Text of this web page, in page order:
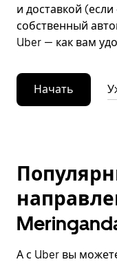
и доставкой
собственный
Uber — как вам
Начать
А с Uber вы